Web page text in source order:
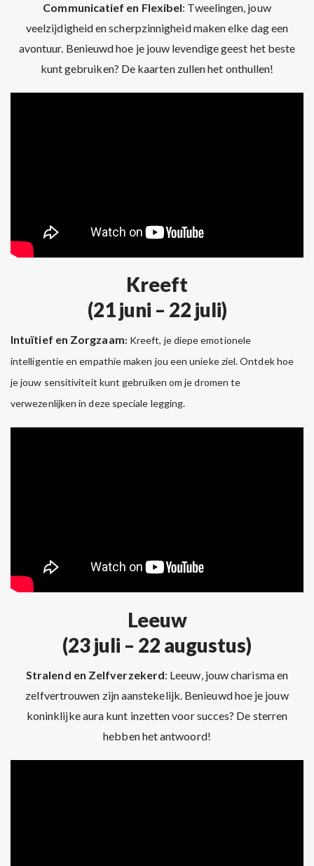
Communicatief en Flexibel: Tweelingen, jouw
veelzijdigheid en scherpzinnigheid maken elke dag een
avontuur. Benieuwd hoe je jouw levendige geest het beste
kunt gebruiken? De kaarten zullen het onthullen!
Kreeft
(21 juni – 22 juli)
Intuïtief en Zorgzaam: Kreeft, je diepe emotionele
intelligentie en empathie maken jou een unieke ziel. Ontdek hoe
je jouw sensitiviteit kunt gebruiken om je dromen te
verwezenlijken in deze speciale legging.
Leeuw
(23 juli – 22 augustus)
Stralend en Zelfverzekerd: Leeuw, jouw charisma en
zelfvertrouwen zijn aanstekelijk. Benieuwd hoe je jouw
koninklijke aura kunt inzetten voor succes? De sterren
hebben het antwoord!